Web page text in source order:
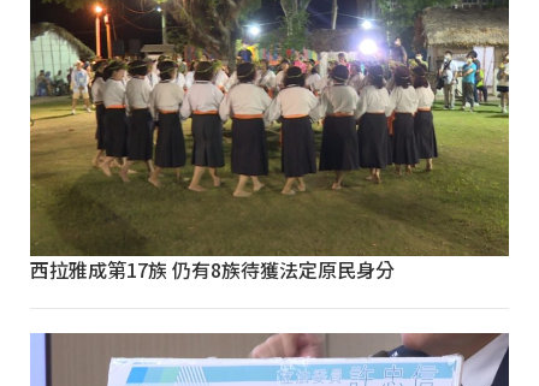
西拉雅成第17族 仍有8族待獲法定原民身分